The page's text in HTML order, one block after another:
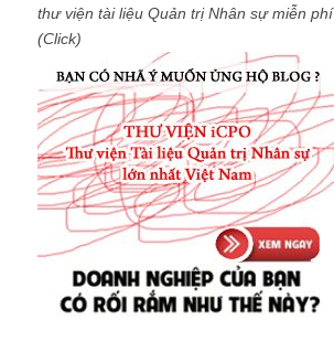
thư viện tài liệu Quản trị Nhân sự miễn phí
(Click)